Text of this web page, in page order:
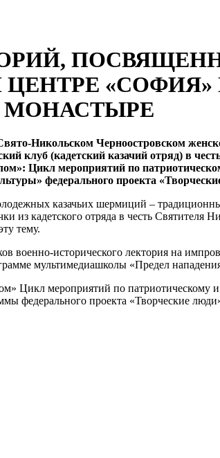
Никольском Черноостровском
клуб (кадетский казачий отряд) в
Цикл мероприятий по
федерального проекта
казачьих шермиций –
из кадетского отряда в честь Святителя
тему.
военно-исторического лектория на
мультимедиашколы «Предел
Цикл мероприятий по патриотическому
федерального проекта «Творческие